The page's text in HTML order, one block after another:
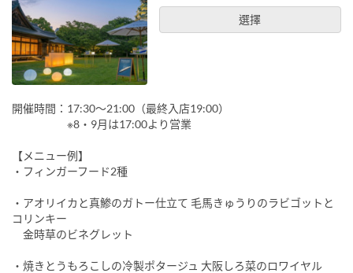
選擇
開催時間：17:30～21:00（最終入店19:00）
※8・9月は17:00より営業
【メニュー例】
・フィンガーフード2種
・アオリイカと真鯵のガトー仕立て 毛馬きゅうりのラビゴットと
コリンキー
金時草のビネグレット
・焼きとうもろこしの冷製ポタージュ 大阪しろ菜のロワイヤル